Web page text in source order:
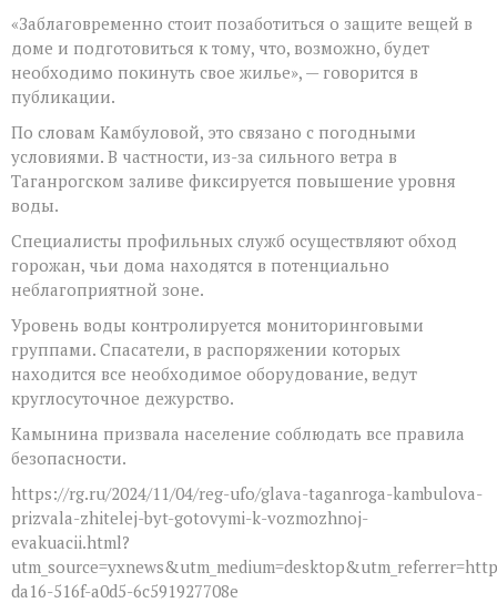
«Заблаговременно стоит позаботиться о защите вещей в
доме и подготовиться к тому, что, возможно, будет
необходимо покинуть свое жилье», — говорится в
публикации.
По словам Камбуловой, это связано с погодными
условиями. В частности, из-за сильного ветра в
Таганрогском заливе фиксируется повышение уровня
воды.
Специалисты профильных служб осуществляют обход
горожан, чьи дома находятся в потенциально
неблагоприятной зоне.
Уровень воды контролируется мониторинговыми
группами. Спасатели, в распоряжении которых
находится все необходимое оборудование, ведут
круглосуточное дежурство.
Камынина призвала население соблюдать все правила
безопасности.
https://rg.ru/2024/11/04/reg-ufo/glava-taganroga-kambulova-
prizvala-zhitelej-byt-gotovymi-k-vozmozhnoj-
evakuacii.html?
da16-516f-a0d5-6c591927708e